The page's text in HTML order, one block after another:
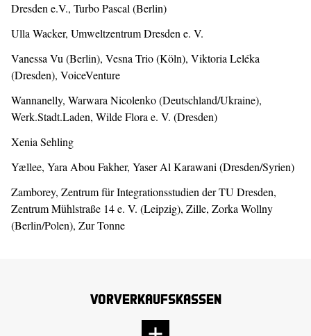
Dresden e.V., Turbo Pascal (Berlin)
Ulla Wacker, Umweltzentrum Dresden e. V.
Vanessa Vu (Berlin), Vesna Trio (Köln), Viktoria Leléka
(Dresden), VoiceVenture
Wannanelly, Warwara Nicolenko (Deutschland/Ukraine),
Werk.Stadt.Laden, Wilde Flora e. V. (Dresden)
Xenia Sehling
Yællee, Yara Abou Fakher, Yaser Al Karawani (Dresden/Syrien)
Zamborey, Zentrum für Integrationsstudien der TU Dresden,
Zentrum Mühlstraße 14 e. V. (Leipzig), Zille, Zorka Wollny
(Berlin/Polen), Zur Tonne
Vorverkaufskassen